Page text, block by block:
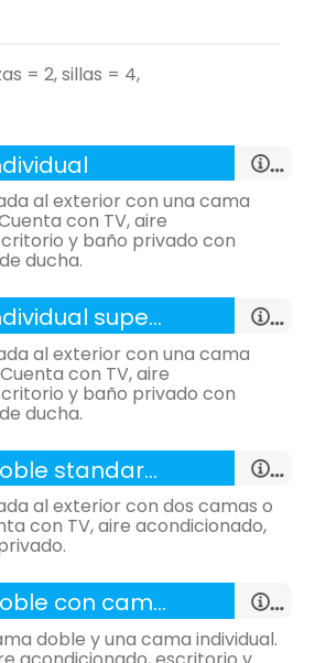
= 2, sillas = 4,
al exterior con una cama
con TV, aire
y baño privado con
ducha.
1 Habitación
(105x190 cm.)
superior(2 personas)
al exterior con una cama
con TV, aire
y baño privado con
ducha.
1 Habitación
(1 o 2 camas)
al exterior con dos camas o
con TV, aire acondicionado,
1 Habitación
cama supletoria
doble y una cama individual.